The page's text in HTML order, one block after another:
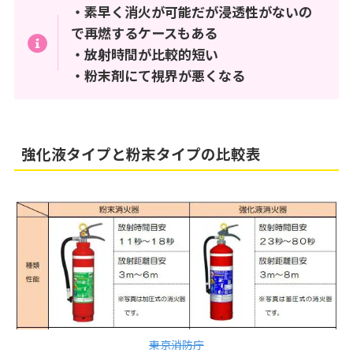
・素早く消火が可能だが浸透性がないの
で再燃するケースもある
・放射時間が比較的短い
・粉末剤にて視界が悪くなる
強化液タイプと粉末タイプの比較表
東京消防庁